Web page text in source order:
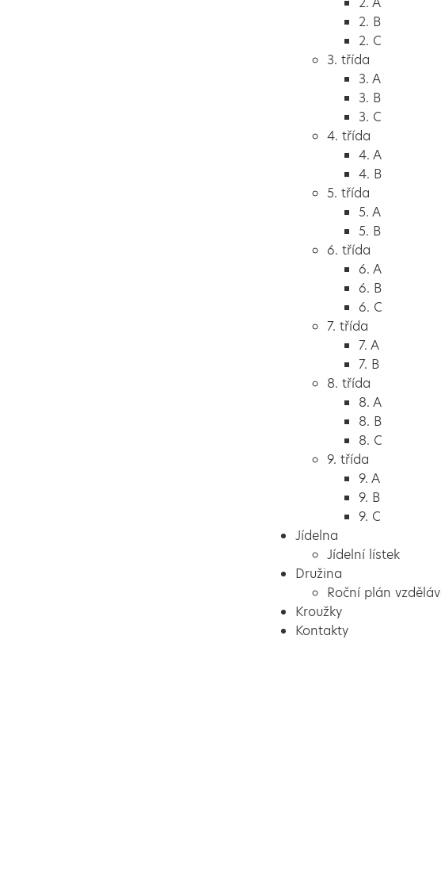
2. B
2. C
3. třída
3. A
3. B
3. C
4. třída
4. A
4. B
5. třída
5. A
5. B
6. třída
6. A
6. B
6. C
7. třída
7. A
7. B
8. třída
8. A
8. B
8. C
9. třída
9. A
9. B
9. C
Jídelna
Jídelní lístek
Družina
Roční plán
Kroužky
Kontakty